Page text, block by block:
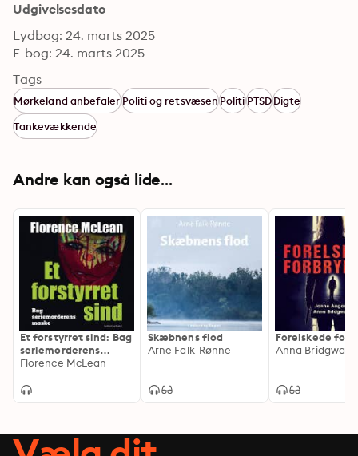
Udgivelsesdato
Lydbog: 24. marts 2025
E-bog: 24. marts 2025
Tags
Mørkeland anbefalerPoliti og retsvæsenPolitiPTSDDigte
Tankevækkende
Andre kan også lide...
Et forstyrret sind: Bag
seriemorderens
maske
Florence McLean
Skæbnens flod
Arne Falk-Rønne
Forelskede